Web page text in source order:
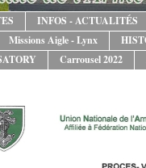
INFOS - ACTUALITÉS
Missions Aigle - Lynx
Carrousel 2022